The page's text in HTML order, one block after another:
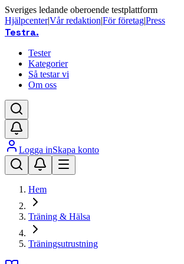
Sveriges ledande oberoende testplattform
Hjälpcenter|Vår redaktion|För företag|Press
Testra.
Tester
Kategorier
Så testar vi
Om oss
Logga inSkapa konto
Hem
Träning & Hälsa
Träningsutrustning